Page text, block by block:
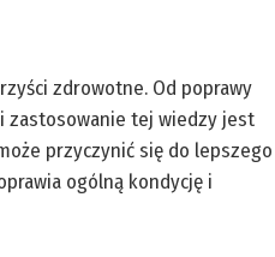
zdrowotne. Od poprawy
zastosowanie tej wiedzy jest
przyczynić się do lepszego
ogólną kondycję i